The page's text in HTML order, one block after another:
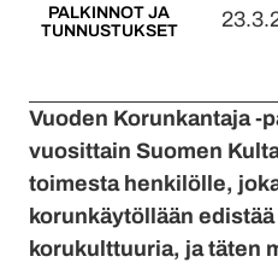
PALKINNOT JA
TUNNUSTUKSET
Vuoden Korunkantaja -
vuosittain Suomen
toimesta henkilölle,
korunkäytöllään
korukulttuuria, ja täten